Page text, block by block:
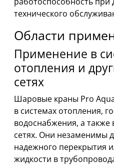
технического
Области
Применение в
отопления и
сетях
Шаровые краны Pro
в системах отопления,
водоснабжения, а
сетях. Они незаменимы
надежного перекрытия
жидкости в